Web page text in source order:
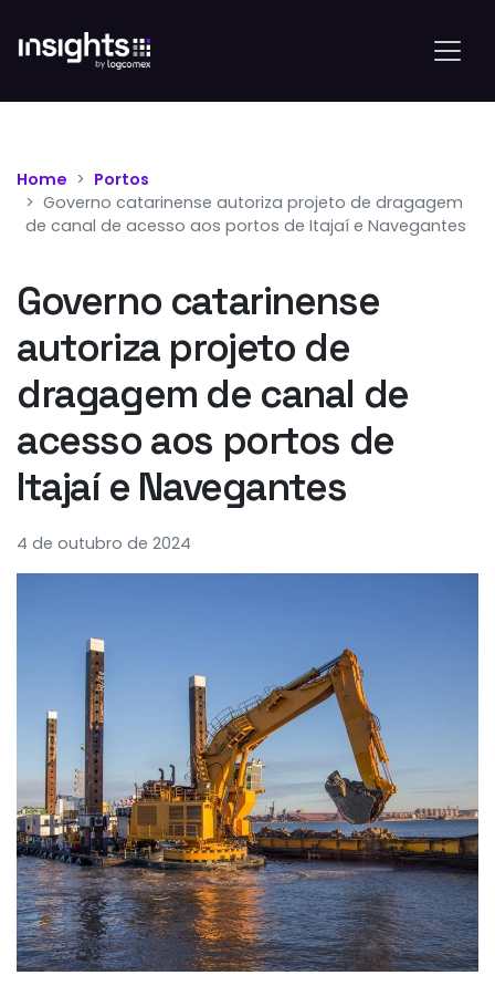
Home
Portos
Governo catarinense autoriza projeto de dragagem
de canal de acesso aos portos de Itajaí e Navegantes
Governo catarinense
autoriza projeto de
dragagem de canal de
acesso aos portos de
Itajaí e Navegantes
4 de outubro de 2024